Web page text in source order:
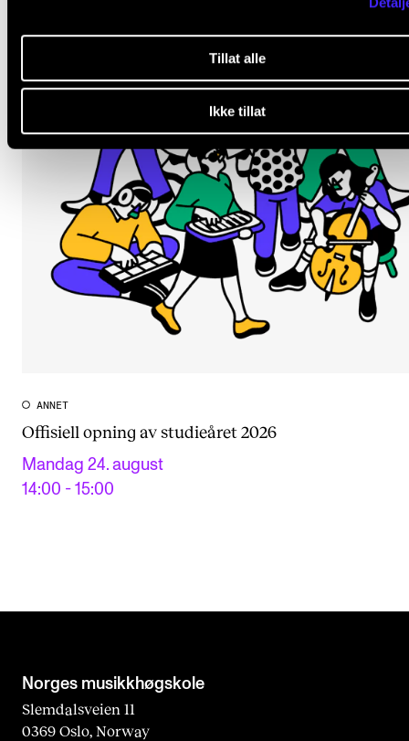
Tillat alle
Ikke tillat
ANNET
Offisiell opning av studieåret 2026
Mandag 24. august
14:00 - 15:00
Norges musikk­høgskole
Slemdalsveien 11
0369 Oslo, Norway